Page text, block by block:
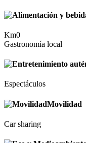
Km0
Gastronomía local
Espectáculos
Movilidad
Car sharing